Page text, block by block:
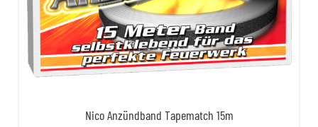
Nico Anzündband Tapematch 15m